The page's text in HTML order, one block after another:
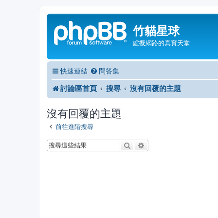
竹貓星球
虛擬網路的真實天堂
快速連結 問答集
討論區首頁 搜尋 沒有回覆的主題
沒有回覆的主題
前往進階搜尋
搜尋